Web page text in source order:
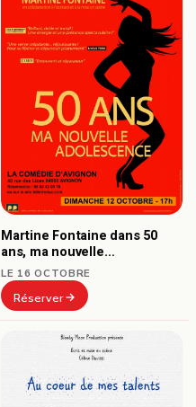
Martine Fontaine dans 50
ans, ma nouvelle
adolescence
LE 16 OCTOBRE
Réserver